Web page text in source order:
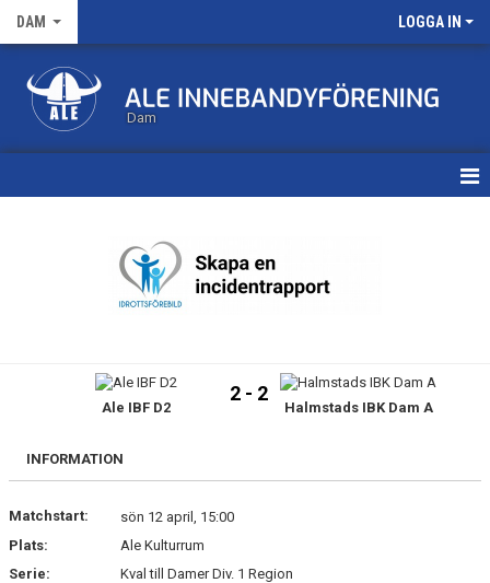
DAM LOGGA IN
Dam
NYHETSARKIVAle IBF D2
2 - 2
Halmstads IBK Dam A
INFORMATION
Matchstart:
sön 12 april, 15:00
Plats:
Ale Kulturrum
Serie:
Kval till Damer Div. 1 Region